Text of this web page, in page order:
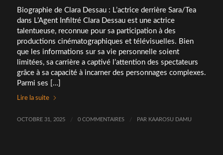
Biographie de Clara Dessau : L’actrice derrière Sara/Tea
dans L’Agent Infiltré Clara Dessau est une actrice
talentueuse, reconnue pour sa participation à des
productions cinématographiques et télévisuelles. Bien
que les informations sur sa vie personnelle soient
limitées, sa carrière a captivé l’attention des spectateurs
grâce à sa capacité à incarner des personnages complexes.
Parmi ses […]
Lire la suite
OCTOBRE 31, 2025 / 0 COMMENTAIRES / PAR KAAROSU DAMU